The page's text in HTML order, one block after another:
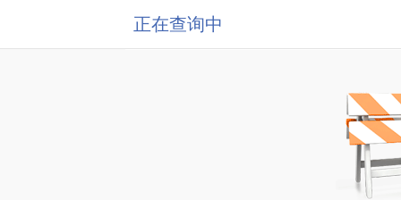
正在查询中